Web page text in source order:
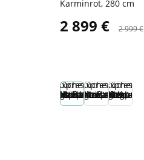
Karminrot, 280 cm
2 899 € 2 999 €